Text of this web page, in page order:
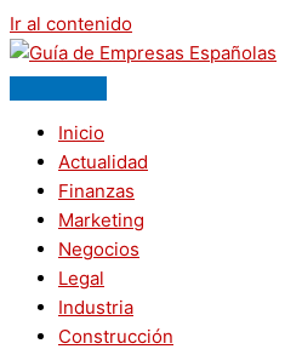
Ir al contenido
Inicio
Actualidad
Finanzas
Marketing
Negocios
Legal
Industria
Construcción